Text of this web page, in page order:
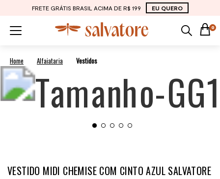
FRETE GRÁTIS BRASIL ACIMA DE R$ 199 EU QUERO
0
Alfaiataria Vestidos
VESTIDO MIDI CHEMISE COM CINTO AZUL SALVATORE